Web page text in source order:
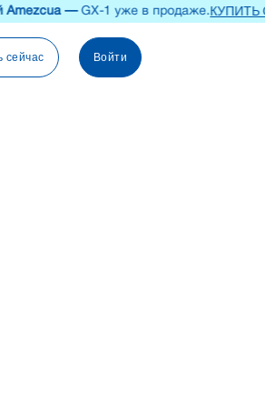
—GX-1 уже в продаже.КУПИТЬ
сейчас Войти